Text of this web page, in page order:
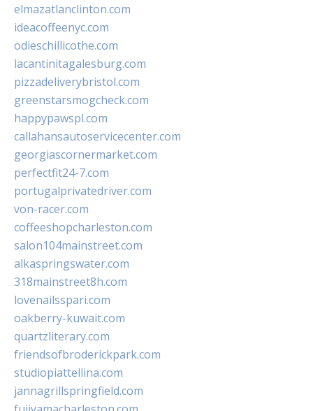
elmazatlanclinton.com
ideacoffeenyc.com
odieschillicothe.com
lacantinitagalesburg.com
pizzadeliverybristol.com
greenstarsmogcheck.com
happypawspl.com
callahansautoservicecenter.com
georgiascornermarket.com
perfectfit24-7.com
portugalprivatedriver.com
von-racer.com
coffeeshopcharleston.com
salon104mainstreet.com
alkaspringswater.com
318mainstreet8h.com
lovenailsspari.com
oakberry-kuwait.com
quartzliterary.com
friendsofbroderickpark.com
studiopiattellina.com
jannagrillspringfield.com